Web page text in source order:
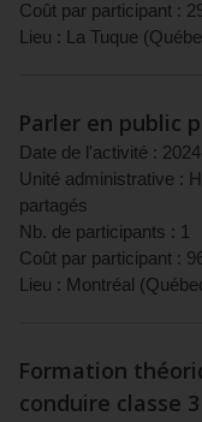
Coût par participant :
Lieu : La Tuque (
Parler en public
Date de l'activité :
Unité administrative :
partagés
Nb. de participants : 1
Coût par participant :
Lieu : Montréal (
Formation
conduire classe 3